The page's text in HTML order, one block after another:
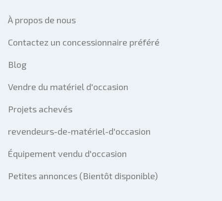
À propos de nous
Contactez un concessionnaire préféré
Blog
Vendre du matériel d'occasion
Projets achevés
revendeurs-de-matériel-d'occasion
Équipement vendu d'occasion
Petites annonces (Bientôt disponible)